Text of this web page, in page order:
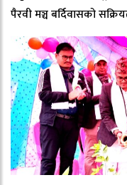
पैरवी मञ्च बर्दिवासको